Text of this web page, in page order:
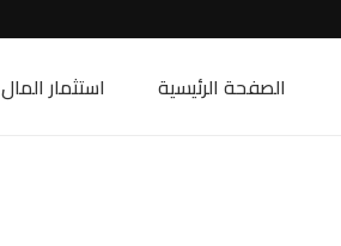
الصفحة الرئيسية استثمار المال